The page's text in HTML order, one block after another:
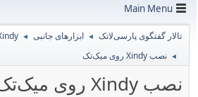
Main Menu
تالار گفتگوی پارسی‌لاتک ◄ ابزارهای جانبی ◄
◄ نصب Xindy روی میک‌تک
نصب Xindy روی میک‌تک